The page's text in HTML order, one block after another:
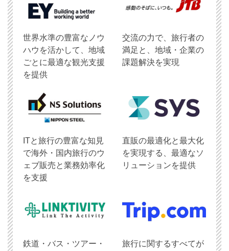
世界水準の豊富なノウ
ハウを活かして、地域
ごとに最適な観光支援
を提供
交流の力で、旅行者の
満足と、地域・企業の
課題解決を実現
ITと旅行の豊富な知見
で海外・国内旅行のウ
ェブ販売と業務効率化
を支援
直販の最適化と最大化
を実現する、最適なソ
リューションを提供
鉄道・バス・ツアー・
旅行に関するすべてが